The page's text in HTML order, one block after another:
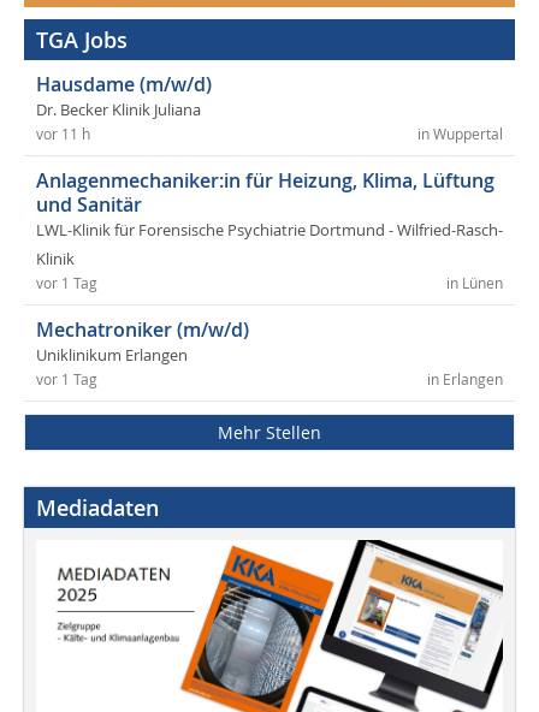
TGA Jobs
Hausdame (m/w/d)
Dr. Becker Klinik Juliana
in Wuppertal
vor 11 h
Anlagenmechaniker:in für Heizung, Klima, Lüftung
und Sanitär
LWL-Klinik für Forensische Psychiatrie Dortmund - Wilfried-Rasch-
Klinik
in Lünen
vor 1 Tag
Mechatroniker (m/w/d)
Uniklinikum Erlangen
in Erlangen
vor 1 Tag
Mehr Stellen
Mediadaten